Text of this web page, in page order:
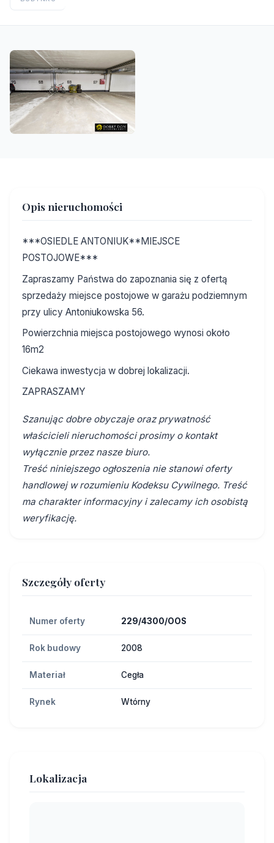
Opis nieruchomości
***OSIEDLE ANTONIUK**MIEJSCE
POSTOJOWE***
Zapraszamy Państwa do zapoznania się z ofertą
sprzedaży miejsce postojowe w garażu podziemnym
przy ulicy Antoniukowska 56.
Powierzchnia miejsca postojowego wynosi około
16m2
Ciekawa inwestycja w dobrej lokalizacji.
ZAPRASZAMY
Szanując dobre obyczaje oraz prywatność
właścicieli nieruchomości prosimy o kontakt
wyłącznie przez nasze biuro.
Treść niniejszego ogłoszenia nie stanowi oferty
handlowej w rozumieniu Kodeksu Cywilnego. Treść
ma charakter informacyjny i zalecamy ich osobistą
weryfikację.
Szczegóły oferty
Numer oferty 229/4300/OOS
Rok budowy 2008
Materiał Cegła
Rynek Wtórny
Lokalizacja